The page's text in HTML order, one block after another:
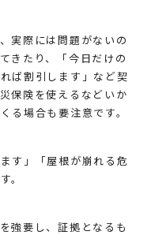
実際には問題がないの
きたり、「今日だけの
ば割引します」など契
保険を使えるなどいか
る場合も要注意です。
す」「屋根が崩れる危
。
強要し、証拠となるも